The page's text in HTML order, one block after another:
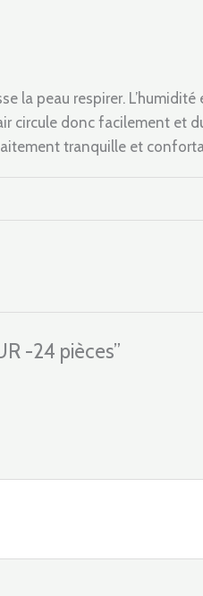
la peau respirer. L’humidité
circule donc facilement et
tranquille et
-24 pièces”